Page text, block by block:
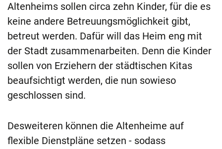
Altenheims sollen circa zehn Kinder, für die es
keine andere Betreuungsmöglichkeit gibt,
betreut werden. Dafür will das Heim eng mit
der Stadt zusammenarbeiten. Denn die Kinder
sollen von Erziehern der städtischen Kitas
beaufsichtigt werden, die nun sowieso
geschlossen sind.
Desweiteren können die Altenheime auf
flexible Dienstpläne setzen - sodass